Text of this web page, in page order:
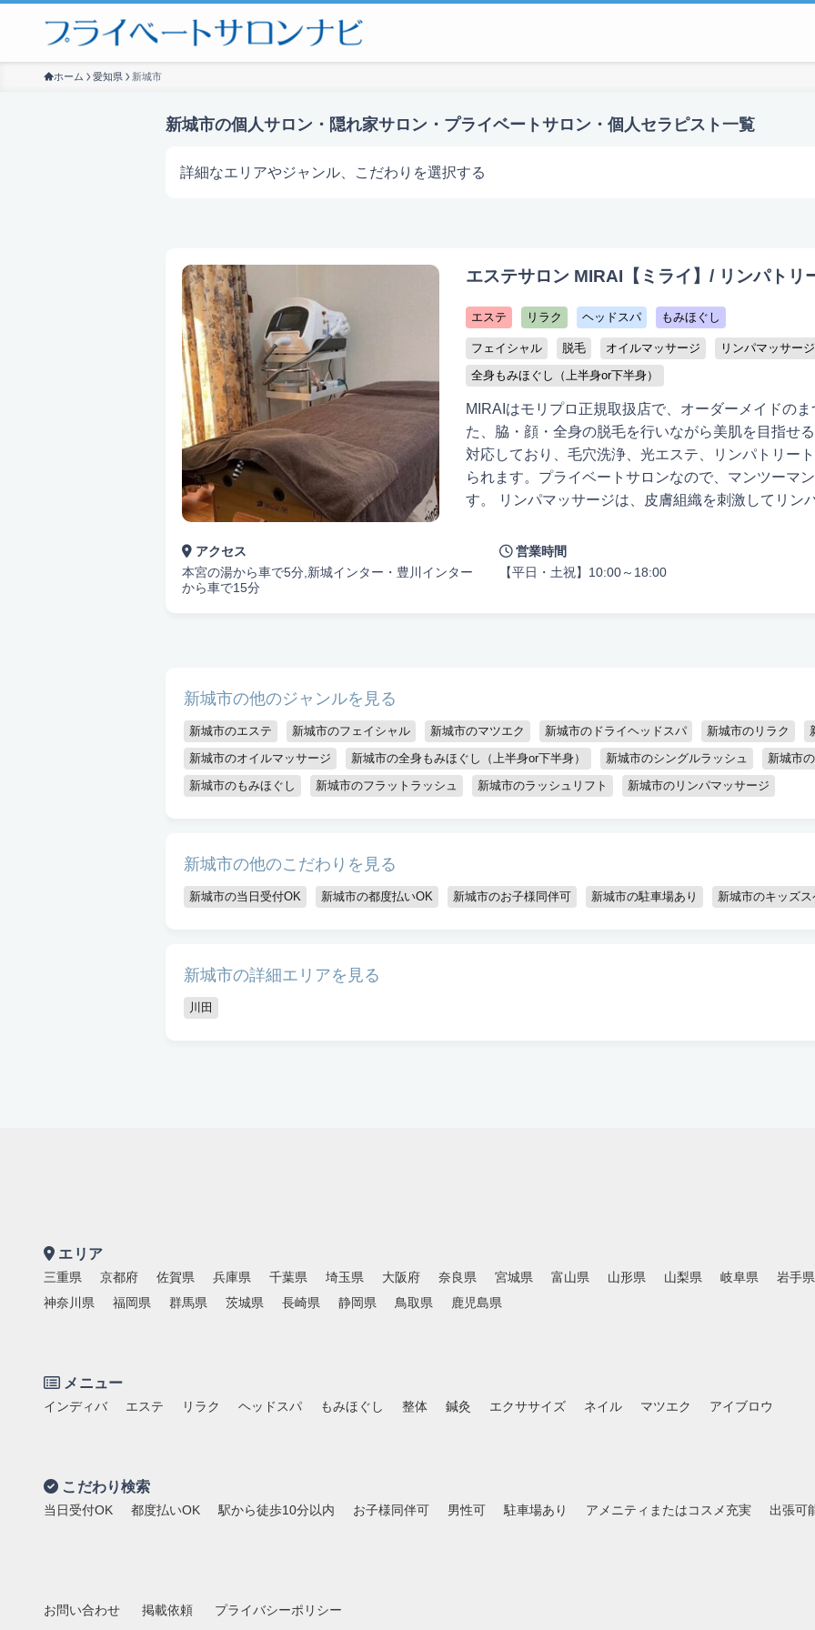
ホーム 愛知県 新城市
新城市の個人サロン・隠れ家サロン・プライベートサロン・個人セラピスト一覧
詳細なエリアやジャンル、こだわりを選択する
悩み検索
エステサロン MIRAI【ミライ】/ リンパトリ
エステ リラク ヘッドスパ もみほぐし
フェイシャル 脱毛 オイルマッサージ リンパマッサージ
全身もみほぐし（上半身or下半身）
MIRAIはモリプロ正規取扱店で、オーダーメイドの
た、脇・顔・全身の脱毛を行いながら美肌を目指せ
対応しており、毛穴洗浄、光エステ、リンパトリー
られます。プライベートサロンなので、マンツーマ
す。 リンパマッサージは、皮膚組織を刺激してリンパの循環を促進し、溜まった老廃物
エットにも効果的です。深部までしっかりとマッサ
ることもありますが、施術後のスッキリ感を体感し
アクセス
本宮の湯から車で5分,新城インター・豊川インター
から車で15分
営業時間
【平日・土祝】10:00～18:00
新城市の他のジャンルを見る
新城市のエステ 新城市のフェイシャル 新城市のマツエク 新城市のドライヘッドスパ 新城市のリラク
新城市のオイルマッサージ
新城市の全身もみほぐし（上半身or下半身） 新城市のシングルラッシュ 新城市
新城市のもみほぐし
新城市のフラットラッシュ 新城市のラッシュリフト 新城市のリンパマッサージ
新城市の他のこだわりを見る
新城市の当日受付OK 新城市の都度払いOK 新城市のお子様同伴可 新城市の駐車場あり 新城市のキッズス
新城市の詳細エリアを見る
川田
エリア
三重県 京都府 佐賀県 兵庫県 千葉県 埼玉県 大阪府 奈良県 宮城県 富山県 山形県 山梨県 岐阜県 岩手県
神奈川県
福岡県 群馬県 茨城県 長崎県 静岡県 鳥取県 鹿児島県
メニュー
インディバ エステ リラク ヘッドスパ もみほぐし 整体 鍼灸 エクササイズ ネイル マツエク アイブロウ
こだわり検索
当日受付OK 都度払いOK 駅から徒歩10分以内 お子様同伴可 男性可 駐車場あり アメニティまたはコスメ充実 出張可
お問い合わせ 掲載依頼 プライバシーポリシー